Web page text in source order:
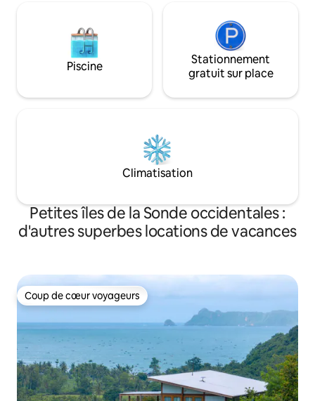
Piscine
Stationnement
gratuit sur place
Climatisation
Petites îles de la Sonde occidentales :
d'autres superbes locations de vacances
Coup de cœur voyageurs
Coup de cœur voyageurs